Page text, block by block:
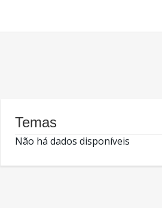
Temas
Não há dados disponíveis